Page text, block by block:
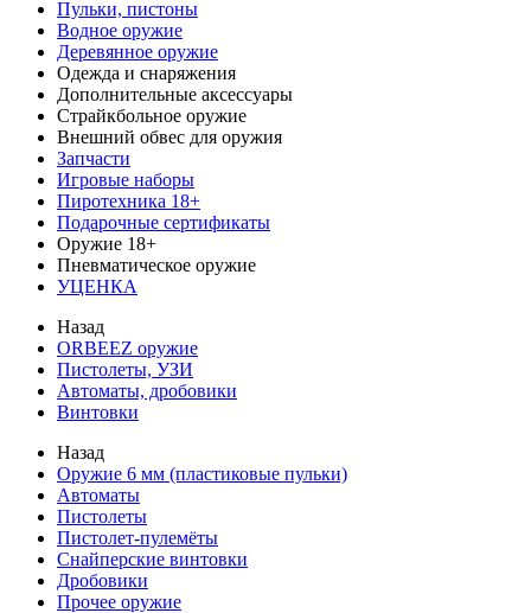
Пульки, пистоны
Водное оружие
Деревянное оружие
Одежда и снаряжения
Дополнительные аксессуары
Страйкбольное оружие
Внешний обвес для оружия
Запчасти
Игровые наборы
Пиротехника 18+
Подарочные сертификаты
Оружие 18+
Пневматическое оружие
УЦЕНКА
Назад
ORBEEZ оружие
Пистолеты, УЗИ
Автоматы, дробовики
Винтовки
Назад
Оружие 6 мм (пластиковые пульки)
Автоматы
Пистолеты
Пистолет-пулемёты
Снайперские винтовки
Дробовики
Прочее оружие